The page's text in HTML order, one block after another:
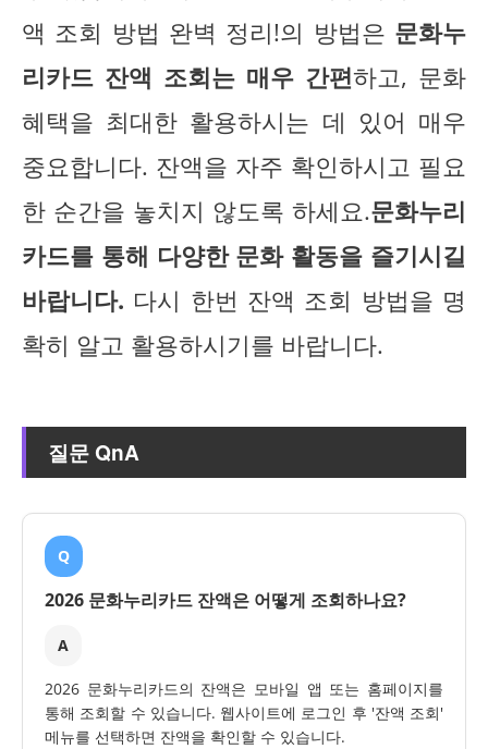
액 조회 방법 완벽 정리!의 방법은 문화누
리카드 잔액 조회는 매우 간편하고, 문화
혜택을 최대한 활용하시는 데 있어 매우
중요합니다. 잔액을 자주 확인하시고 필요
한 순간을 놓치지 않도록 하세요.문화누리
카드를 통해 다양한 문화 활동을 즐기시길
바랍니다. 다시 한번 잔액 조회 방법을 명
확히 알고 활용하시기를 바랍니다.
질문 QnA
Q
2026 문화누리카드 잔액은 어떻게 조회하나요?
A
2026 문화누리카드의 잔액은 모바일 앱 또는 홈페이지를
통해 조회할 수 있습니다. 웹사이트에 로그인 후 '잔액 조회'
메뉴를 선택하면 잔액을 확인할 수 있습니다.